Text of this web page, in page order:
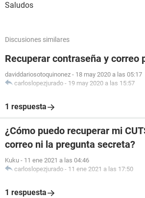
Saludos
Discusiones similares
Recuperar contraseña y correo
daviddariosotoquinonez - 18 may 2020 a las 05:17
carloslopezjurado - 19 may 2020 a las 15:57
1 respuesta
¿Cómo puedo recuperar mi
correo ni la pregunta secreta?
Kuku - 11 ene 2021 a las 04:46
carloslopezjurado - 11 ene 2021 a las 17:50
1 respuesta